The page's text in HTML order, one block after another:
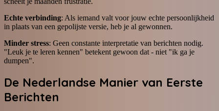
Echte verbinding: Als iemand valt voor jouw echte persoonlijkheid
in plaats van een gepolijste versie, heb je al gewonnen.
Minder stress: Geen constante interpretatie van berichten nodig.
"Leuk je te leren kennen" betekent gewoon dat - niet "ik ga je
dumpen".
De Nederlandse Manier van Eerste
Berichten